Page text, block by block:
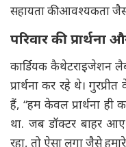
सहायता की आवश्यकता
परिवार की
कार्डियक कैथेटराइजेशन
प्रार्थना कर रहे थे।
हैं, “हम केवल प्रार्थना
था. जब डॉक्टर बाहर
रहा, तो ऐसा लगा जैसे